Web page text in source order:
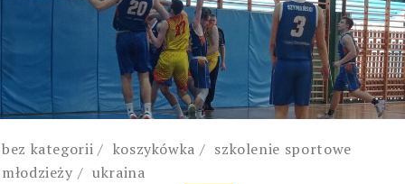
bez kategorii koszykówka
szkolenie sportowe
młodzieży
ukraina